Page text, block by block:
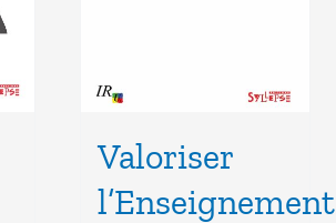
Valoriser
l’Enseignement